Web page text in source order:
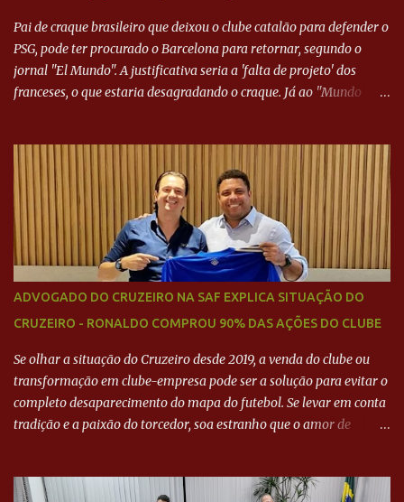
Pai de craque brasileiro que deixou o clube catalão para defender o
PSG, pode ter procurado o Barcelona para retornar, segundo o
jornal "El Mundo". A justificativa seria a 'falta de projeto' dos
franceses, o que estaria desagradando o craque. Já ao "Mundo
Neymar Pai nega
ADVOGADO DO CRUZEIRO NA SAF EXPLICA SITUAÇÃO DO
CRUZEIRO - RONALDO COMPROU 90% DAS AÇÕES DO CLUBE
Se olhar a situação do Cruzeiro desde 2019, a venda do clube ou
transformação em clube-empresa pode ser a solução para evitar o
completo desaparecimento do mapa do futebol. Se levar em conta
tradição e a paixão do torcedor, soa estranho que o amor de
feito imediatamente para pagamento de dívidas emergenciais e